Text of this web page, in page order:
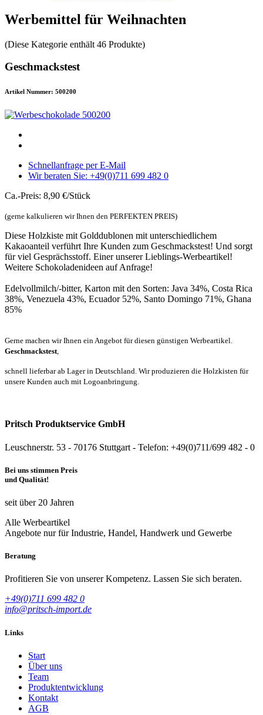
Werbemittel für Weihnachten
(Diese Kategorie enthält 46 Produkte)
Geschmackstest
Artikel Nummer: 500200
Schnellanfrage per E-Mail
Wir beraten Sie: +49(0)711 699 482 0
Ca.-Preis: 8,90 €/Stück
(gerne kalkulieren wir Ihnen den PERFEKTEN PREIS)
Diese Holzkiste mit Golddublonen mit unterschiedlichem
Kakaoanteil verführt Ihre Kunden zum Geschmackstest! Und sorgt
für viel Gesprächsstoff. Einer unserer Lieblings-Werbeartikel!
Weitere Schokoladenideen auf Anfrage!
Edelvollmilch/-bitter, Karton mit den Sorten: Java 34%, Costa Rica
38%, Venezuela 43%, Ecuador 52%, Santo Domingo 71%, Ghana
85%
Gerne machen wir Ihnen ein Angebot für diesen günstigen Werbeartikel.
Geschmackstest,
schnell lieferbar ab Lager in Deutschland. Wir produzieren die Holzkisten für
unsere Kunden auch mit Logoanbringung.
Pritsch Produktservice GmbH
Leuschnerstr. 53 - 70176 Stuttgart - Telefon: +49(0)711/699 482 - 0
Bei uns stimmen Preis
und Qualität!
seit über 20 Jahren
Alle Werbeartikel
Angebote nur für Industrie, Handel, Handwerk und Gewerbe
Beratung
Profitieren Sie von unserer Kompetenz. Lassen Sie sich beraten.
+49(0)711 699 482 0
info@pritsch-import.de
Links
Start
Über uns
Team
Produktentwicklung
Kontakt
AGB